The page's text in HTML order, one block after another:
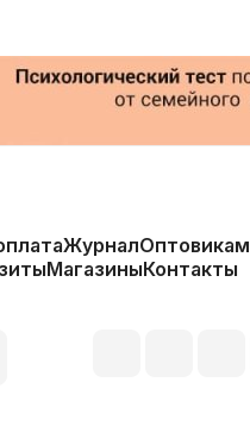
ЖурналОптовикам
МагазиныКонтакты